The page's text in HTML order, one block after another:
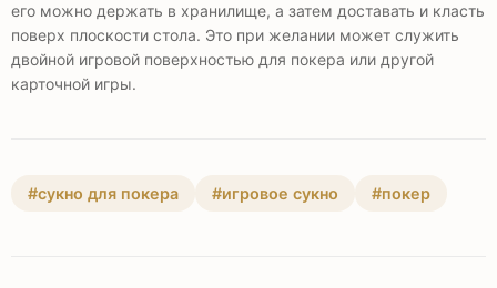
его можно держать в хранилище, а затем доставать и класть
поверх плоскости стола. Это при желании может служить
двойной игровой поверхностью для покера или другой
карточной игры.
#сукно для покера #игровое сукно #покер